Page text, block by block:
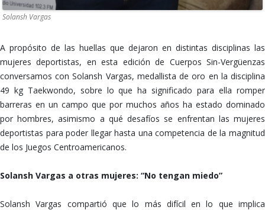
Solansh Vargas
A propósito de las huellas que dejaron en distintas disciplinas las
mujeres deportistas, en esta edición de Cuerpos Sin-Vergüenzas
conversamos con Solansh Vargas, medallista de oro en la disciplina
49 kg Taekwondo, sobre lo que ha significado para ella romper
barreras en un campo que por muchos años ha estado dominado
por hombres, asimismo a qué desafíos se enfrentan las mujeres
deportistas para poder llegar hasta una competencia de la magnitud
de los Juegos Centroamericanos.
Solansh Vargas a otras mujeres: “No tengan miedo”
Solansh Vargas compartió que lo más difícil en lo que implica